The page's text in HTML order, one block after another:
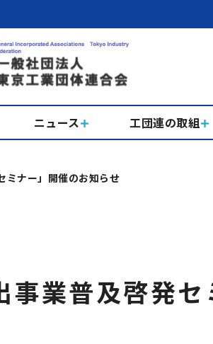
ニュース 工団連の取組
ミナー」開催のお知らせ
事業普及啓発